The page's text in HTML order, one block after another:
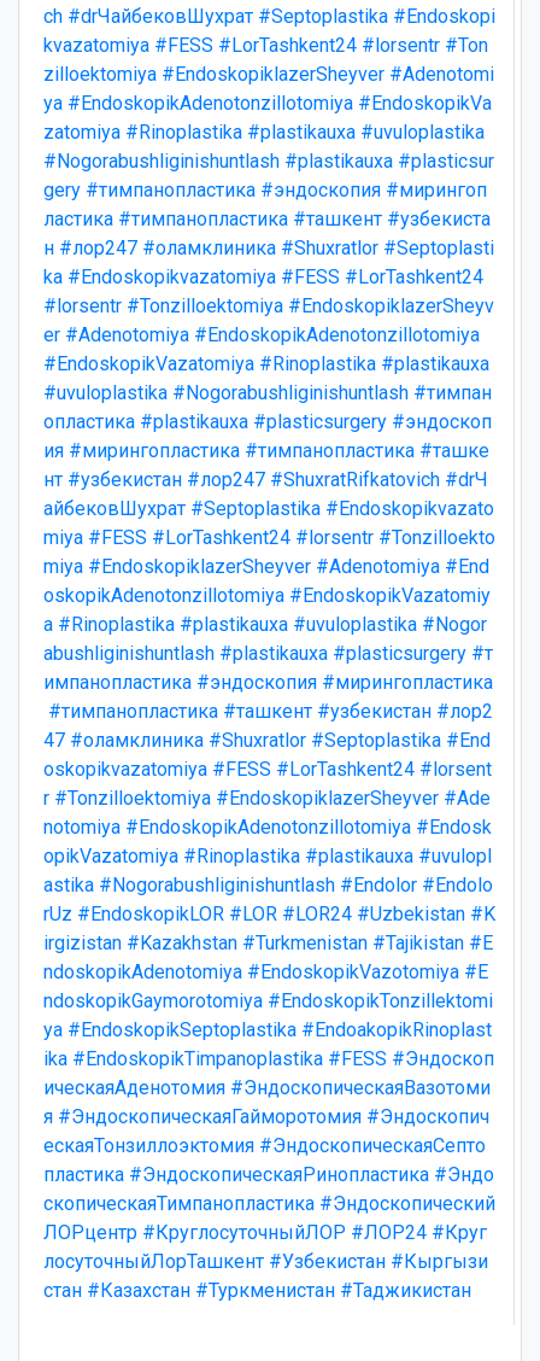
ch #drЧайбековШухрат #Septoplastika #Endoskopi
kvazatomiya #FESS #LorTashkent24 #lorsentr #Ton
zilloektomiya #EndoskopiklazerSheyver #Adenotomi
ya #EndoskopikAdenotonzillotomiya #EndoskopikVa
zatomiya #Rinoplastika #plastikauxa #uvuloplastika
#Nogorabushliginishuntlash #plastikauxa #plasticsur
gery #тимпанопластика #эндоскопия #мирингоп
ластика #тимпанопластика #ташкент #узбекиста
н #лор247 #оламклиника #Shuxratlor #Septoplasti
ka #Endoskopikvazatomiya #FESS #LorTashkent24
#lorsentr #Tonzilloektomiya #EndoskopiklazerSheyv
er #Adenotomiya #EndoskopikAdenotonzillotomiya
#EndoskopikVazatomiya #Rinoplastika #plastikauxa
#uvuloplastika #Nogorabushliginishuntlash #тимпан
опластика #plastikauxa #plasticsurgery #эндоскоп
ия #мирингопластика #тимпанопластика #ташке
нт #узбекистан #лор247 #ShuxratRifkatovich #drЧ
айбековШухрат #Septoplastika #Endoskopikvazato
miya #FESS #LorTashkent24 #lorsentr #Tonzilloekto
miya #EndoskopiklazerSheyver #Adenotomiya #End
oskopikAdenotonzillotomiya #EndoskopikVazatomiy
a #Rinoplastika #plastikauxa #uvuloplastika #Nogor
abushliginishuntlash #plastikauxa #plasticsurgery #т
импанопластика #эндоскопия #мирингопластика
#тимпанопластика #ташкент #узбекистан #лор2
47 #оламклиника #Shuxratlor #Septoplastika #End
oskopikvazatomiya #FESS #LorTashkent24 #lorsent
r #Tonzilloektomiya #EndoskopiklazerSheyver #Ade
notomiya #EndoskopikAdenotonzillotomiya #Endosk
opikVazatomiya #Rinoplastika #plastikauxa #uvulopl
astika #Nogorabushliginishuntlash #Endolor #Endolo
rUz #EndoskopikLOR #LOR #LOR24 #Uzbekistan #K
irgizistan #Kazakhstan #Turkmenistan #Tajikistan #E
ndoskopikAdenotomiya #EndoskopikVazotomiya #E
ndoskopikGaymorotomiya #EndoskopikTonzillektomi
ya #EndoskopikSeptoplastika #EndoakopikRinoplast
ika #EndoskopikTimpanoplastika #FESS #Эндоскоп
ическаяАденотомия #ЭндоскопическаяВазотоми
я #ЭндоскопическаяГайморотомия #Эндоскопич
ескаяТонзиллоэктомия #ЭндоскопическаяСепто
пластика #ЭндоскопическаяРинопластика #Эндо
скопическаяТимпанопластика #Эндоскопический
ЛОРцентр #КруглосуточныйЛОР #ЛОР24 #Круг
лосуточныйЛорТашкент #Узбекистан #Кыргызи
стан #Казахстан #Туркменистан #Таджикистан